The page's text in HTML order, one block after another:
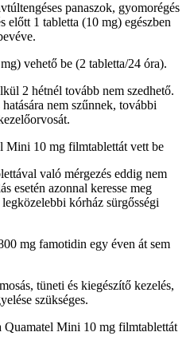
panaszok, gyomorégés
előtt 1 tabletta (10 mg) egészben
vehető be (2 tabletta/24 óra).
2 hétnél tovább nem szedhető.
nem szűnnek, további
Mini 10 mg filmtablettát vett be
való mérgezés eddig nem
esetén azonnal keresse meg
kórház sürgősségi
mg famotidin egy éven át sem
tüneti és kiegészítő kezelés,
szükséges.
Mini 10 mg filmtablettát